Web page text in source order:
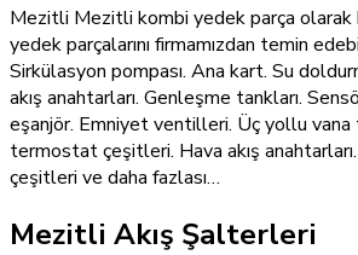
Mezitli Mezitli kombi yedek parça olarak
yedek parçalarını firmamızdan temin
Sirkülasyon pompası. Ana kart. Su
akış anahtarları. Genleşme tankları.
eşanjör. Emniyet ventilleri. Üç yollu vana
termostat çeşitleri. Hava akış
çeşitleri ve daha fazlası…
Mezitli Akış Şalterleri